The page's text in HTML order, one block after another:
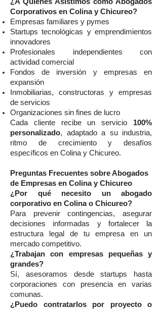
Corporativos en Colina y Chicureo?
Empresas familiares y pymes
Startups tecnológicas y emprendimientos
innovadores
Profesionales independientes con
actividad comercial
Fondos de inversión y empresas en
expansión
Inmobiliarias, constructoras y empresas
de servicios
Organizaciones sin fines de lucro
Cada cliente recibe un servicio 100%
personalizado, adaptado a su industria,
ritmo de crecimiento y desafíos
específicos en Colina y Chicureo.
Preguntas Frecuentes sobre Abogados
de Empresas en Colina y Chicureo
¿Por qué necesito un abogado
corporativo en Colina o Chicureo?
Para prevenir contingencias, asegurar
decisiones informadas y fortalecer la
estructura legal de tu empresa en un
mercado competitivo.
¿Trabajan con empresas pequeñas y
grandes?
Sí, asesoramos desde startups hasta
corporaciones con presencia en varias
comunas.
¿Puedo contratarlos por proyecto o